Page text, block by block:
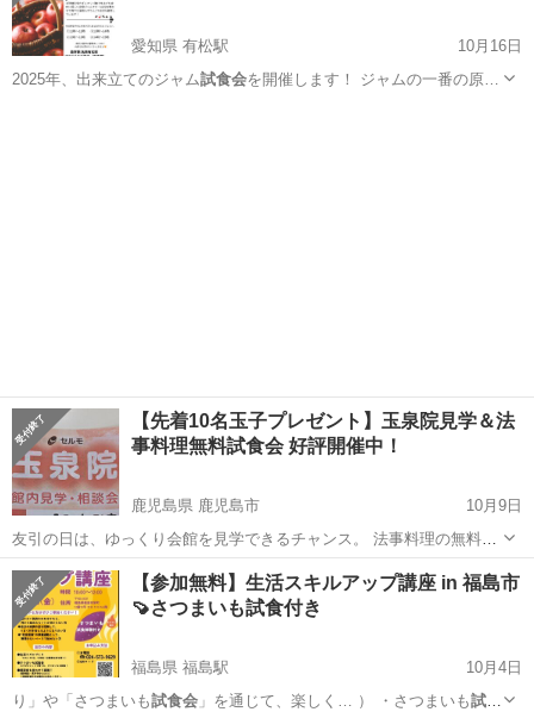
愛知県 有松駅
10月16日
2025年、出来立てのジャム試食会 を開催します！ ジャムの一番の原…
【先着10名玉子プレゼント】玉泉院見学＆法
事料理無料試食会 好評開催中！
鹿児島県 鹿児島市
10月9日
友引の日は、ゆっくり会館を見学できるチャンス。 法事料理の無料試
食や、葬儀・互助会についての相談会を実施中！ 【イベント内容】 ✔
会館見学（式場・控室など） ✔ 法事料理の無料試食 ✔ 葬儀費用・プ
ランのご案...
鹿児島 鹿児島市 セミナー 玉泉院
【参加無料】生活スキルアップ講座 in 福島市
🍠さつまいも試食付き
福島県 福島駅
10月4日
り」や「さつまいも試食会」を通じて、楽しく… ） ・さつまいも試食